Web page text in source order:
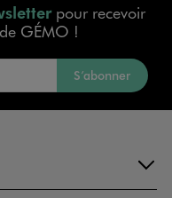
pour recevoir
GÉMO !
S’abonner